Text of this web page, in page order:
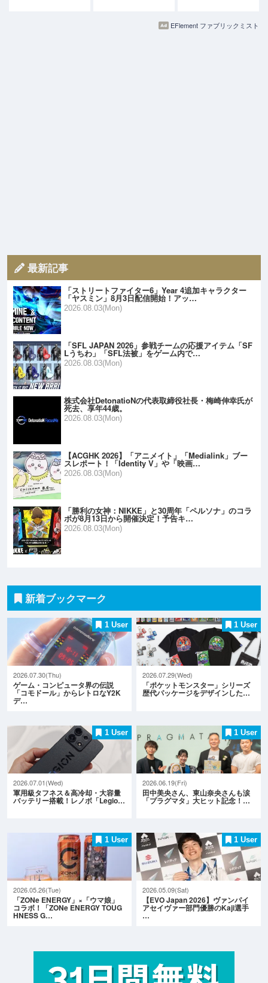
EFlement ファブリックミスト
最新記事
「ストリートファイター6」Year 4追加キャラクター
「ヤスミン」8月3日配信開始！アッ…
2026.08.03(Mon)
「SFL JAPAN 2026」参戦チームの応援アイテム「SF
Lうちわ」「SFL法被」をゲーム内で…
2026.08.03(Mon)
株式会社DetonatioNの代表取締役社長・梅崎伸幸氏が
死去、享年44歳。
2026.08.03(Mon)
【ACGHK 2026】「アニメイト」「Medialink」ブー
スレポート！「Identity V」や「映画…
2026.08.03(Mon)
「勝利の女神：NIKKE」と30周年「ペルソナ」のコラ
ボが8月13日から開催決定！予告キ…
2026.08.03(Mon)
新着ブックマーク
1 User
2026.07.30(Thu)
ゲーム・コンピュータ界の伝説
「コモドール」からレトロなY2K
デ…
1 User
2026.07.29(Wed)
「ポケットモンスター」シリーズ
歴代パッケージをデザインした…
1 User
2026.07.01(Wed)
軍用級タフネス＆高冷却・大容量
バッテリー搭載！レノボ「Legio…
1 User
2026.06.19(Fri)
田中美央さん、東山奈央さんも涙
「プラグマタ」大ヒット記念！…
1 User
2026.05.26(Tue)
「ZONe ENERGY」×「ウマ娘」
コラボ！「ZONe ENERGY TOUG
HNESS G…
1 User
2026.05.09(Sat)
【EVO Japan 2026】ヴァンパイ
アセイヴァー部門優勝のKaji選手
…